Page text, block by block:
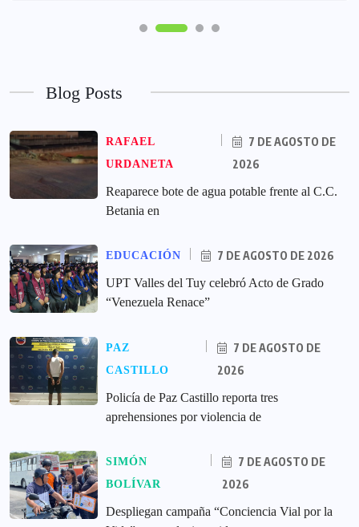
Blog Posts
RAFAEL
URDANETA
7 DE AGOSTO DE
2026
Reaparece bote de agua potable frente al C.C.
Betania en
EDUCACIÓN
7 DE AGOSTO DE 2026
UPT Valles del Tuy celebró Acto de Grado
“Venezuela Renace”
PAZ
CASTILLO
7 DE AGOSTO DE
2026
‎Policía de Paz Castillo reporta tres
aprehensiones por violencia de
SIMÓN
BOLÍVAR
7 DE AGOSTO DE
2026
‎Despliegan campaña “Conciencia Vial por la